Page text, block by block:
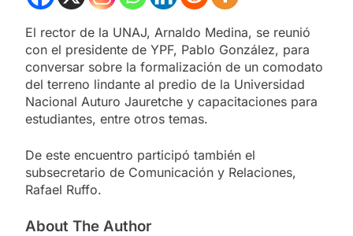
El rector de la UNAJ, Arnaldo Medina, se reunió
con el presidente de YPF, Pablo González, para
conversar sobre la formalización de un comodato
del terreno lindante al predio de la Universidad
Nacional Auturo Jauretche y capacitaciones para
estudiantes, entre otros temas.
De este encuentro participó también el
subsecretario de Comunicación y Relaciones,
Rafael Ruffo.
About The Author